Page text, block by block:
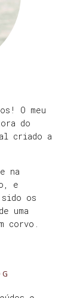
O meu
do
criado a
na
e
os
uma
corvo.